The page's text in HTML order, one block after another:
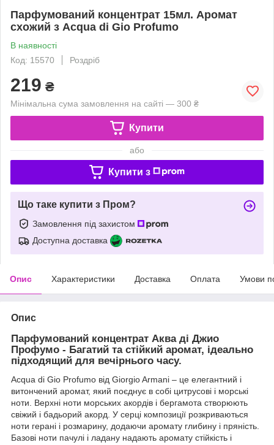
Парфумований концентрат 15мл. Аромат
схожий з Acqua di Gio Profumo
В наявності
Код: 15570
Роздріб
219 ₴
Мінімальна сума замовлення на сайті — 300 ₴
Купити
або
Купити з
Що таке купити з Пром?
Замовлення під захистом
Доступна доставка
Опис Характеристики Доставка Оплата Умови
Опис
Парфумований концентрат Аква ді Джио
Профумо - Багатий та стійкий аромат, ідеально
підходящий для вечірнього часу.
Acqua di Gio Profumo від Giorgio Armani – це елегантний і
витончений аромат, який поєднує в собі цитрусові і морські
ноти. Верхні ноти морських акордів і бергамота створюють
свіжий і бадьорий акорд. У серці композиції розкриваються
ноти герані і розмарину, додаючи аромату глибину і пряність.
Базові ноти пачулі і ладану надають аромату стійкість і